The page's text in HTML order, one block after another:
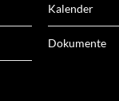
Kalender
Dokumente